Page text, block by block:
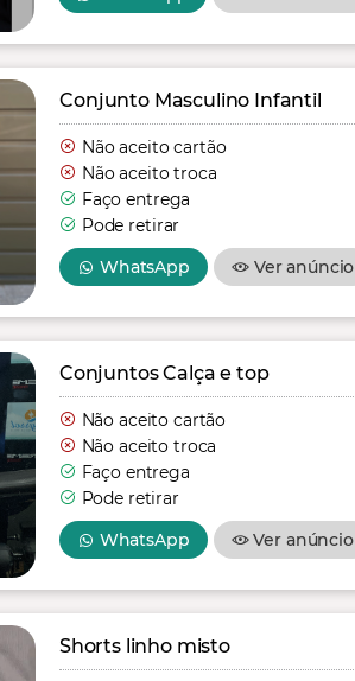
Conjunto Masculino Infantil
Não aceito cartão
Não aceito troca
Faço entrega
Pode retirar
WhatsApp
Ver anúncio
Conjuntos Calça e top
Não aceito cartão
Não aceito troca
Faço entrega
Pode retirar
WhatsApp
Ver anúncio
Shorts linho misto